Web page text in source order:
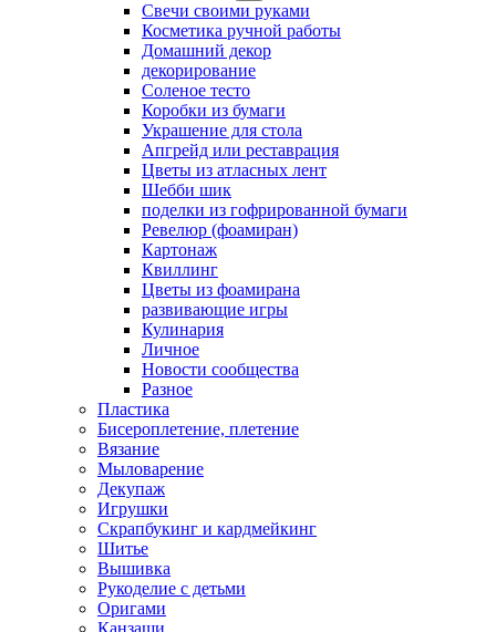
Свечи своими руками
Косметика ручной работы
Домашний декор
декорирование
Соленое тесто
Коробки из бумаги
Украшение для стола
Апгрейд или реставрация
Цветы из атласных лент
Шебби шик
поделки из гофрированной бумаги
Ревелюр (фоамиран)
Картонаж
Квиллинг
Цветы из фоамирана
развивающие игры
Кулинария
Личное
Новости сообщества
Разное
Пластика
Бисероплетение, плетение
Вязание
Мыловарение
Декупаж
Игрушки
Скрапбукинг и кардмейкинг
Шитье
Вышивка
Рукоделие с детьми
Оригами
Канзаши